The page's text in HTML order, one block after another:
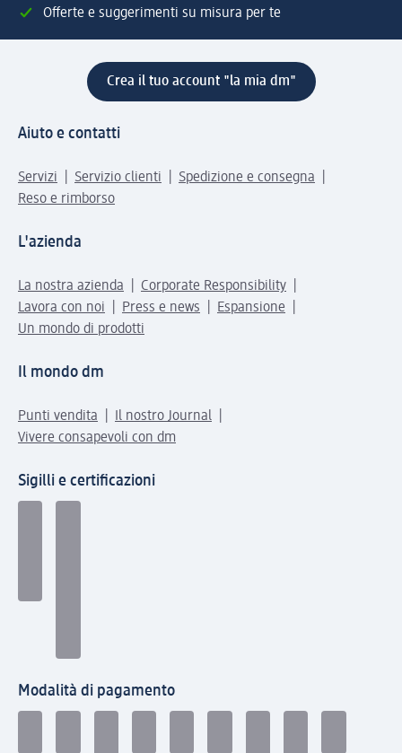
Offerte e suggerimenti su misura per te
Crea il tuo account "la mia dm"
Aiuto e contatti
Servizi Servizio clienti
Spedizione e consegna
Reso e rimborso
L'azienda
La nostra azienda
Corporate Responsibility
Lavora con noi
Press e news
Espansione
Un mondo di prodotti
Il mondo dm
Punti vendita
Il nostro Journal
Vivere consapevoli con dm
Sigilli e certificazioni
Modalità di pagamento